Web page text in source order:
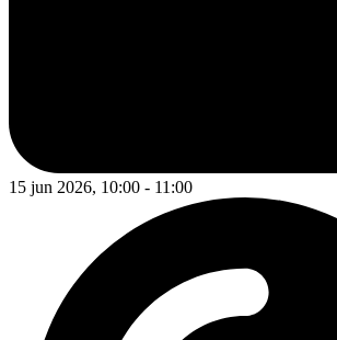
15 jun 2026, 10:00 - 11:00